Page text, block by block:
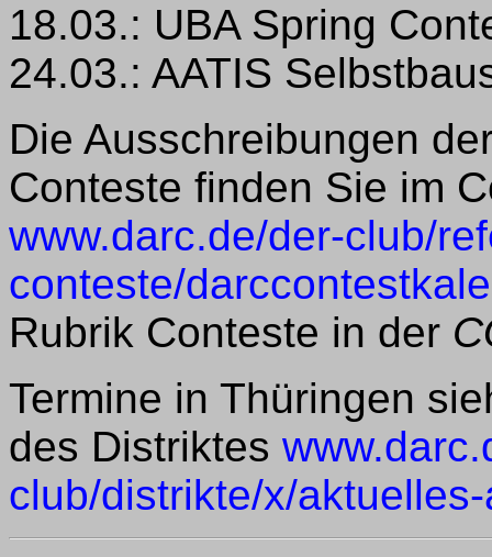
18.03.: UBA Spring
24.03.: AATIS
Die Ausschreibungen
Conteste finden Sie im
www.darc.de/der-club/
conteste/
Rubrik Conteste in der
Termine in Thüringen
des Distriktes
club/distrikte/x/